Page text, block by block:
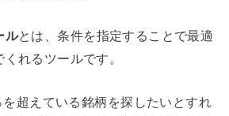
ルとは、条件を指定することで最適
れるツールです。
超えている銘柄を探したいとすれ